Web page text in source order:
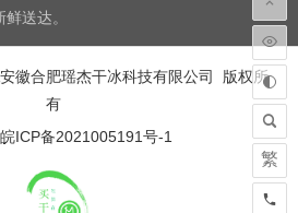
送达。
徽合肥瑶杰干冰科技有限公司 版权所
有
ICP备2021005191号-1
繁